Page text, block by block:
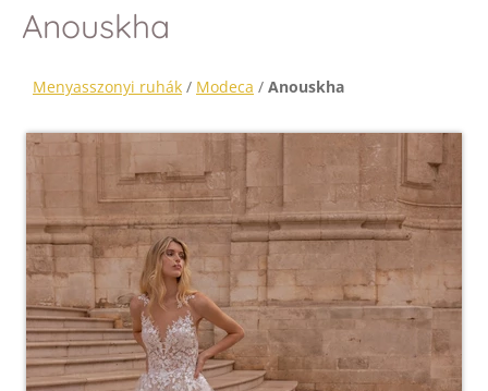
Anouskha
Menyasszonyi ruhák / Modeca / Anouskha